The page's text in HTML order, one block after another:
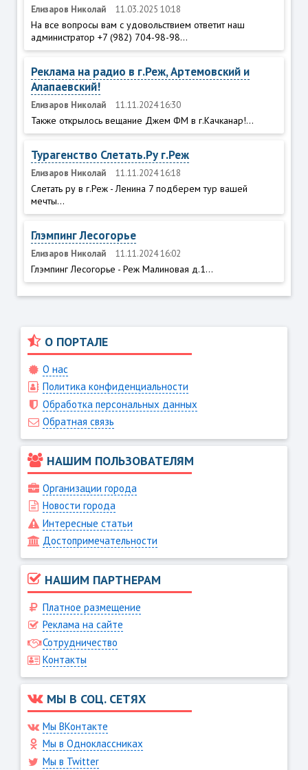
Елизаров Николай 11.03.2025 10:18
На все вопросы вам с удовольствием ответит наш
администратор +7 (982) 704-98-98...
Реклама на радио в г.Реж, Артемовский и
Алапаевский!
Елизаров Николай 11.11.2024 16:30
Также открылось вещание Джем ФМ в г.Качканар!...
Турагенство Слетать.Ру г.Реж
Елизаров Николай 11.11.2024 16:18
Слетать ру в г.Реж - Ленина 7 подберем тур вашей
мечты...
Глэмпинг Лесогорье
Елизаров Николай 11.11.2024 16:02
Глэмпинг Лесогорье - Реж Малиновая д.1...
О ПОРТАЛЕ
О нас
Политика конфиденциальности
Обработка персональных данных
Обратная связь
НАШИМ ПОЛЬЗОВАТЕЛЯМ
Организации города
Новости города
Интересные статьи
Достопримечательности
НАШИМ ПАРТНЕРАМ
Платное размещение
Реклама на сайте
Сотрудничество
Контакты
МЫ В СОЦ. СЕТЯХ
Мы ВКонтакте
Мы в Одноклассниках
Мы в Twitter